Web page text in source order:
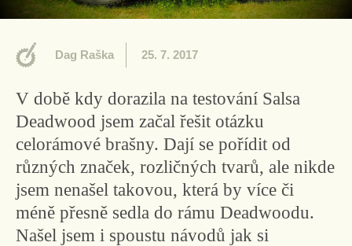
Dag Raška 25. 7. 2017
V době kdy dorazila na testování Salsa
Deadwood jsem začal řešit otázku
celorámové brašny. Dají se pořídit od
různých značek, rozličných tvarů, ale nikde
jsem nenašel takovou, která by více či
méně přesně sedla do rámu Deadwoodu.
Našel jsem i spoustu návodů jak si